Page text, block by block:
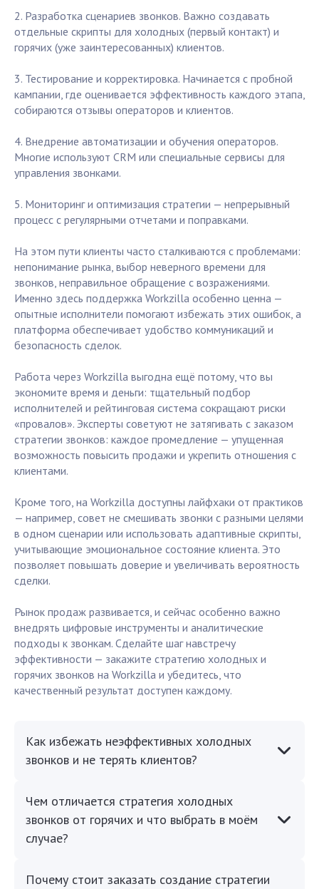
2. Разработка сценариев звонков. Важно создавать
отдельные скрипты для холодных (первый контакт) и
горячих (уже заинтересованных) клиентов.
3. Тестирование и корректировка. Начинается с пробной
кампании, где оценивается эффективность каждого этапа,
собираются отзывы операторов и клиентов.
4. Внедрение автоматизации и обучения операторов.
Многие используют CRM или специальные сервисы для
управления звонками.
5. Мониторинг и оптимизация стратегии — непрерывный
процесс с регулярными отчетами и поправками.
На этом пути клиенты часто сталкиваются с проблемами:
непонимание рынка, выбор неверного времени для
звонков, неправильное обращение с возражениями.
Именно здесь поддержка Workzilla особенно ценна —
опытные исполнители помогают избежать этих ошибок, а
платформа обеспечивает удобство коммуникаций и
безопасность сделок.
Работа через Workzilla выгодна ещё потому, что вы
экономите время и деньги: тщательный подбор
исполнителей и рейтинговая система сокращают риски
«провалов». Эксперты советуют не затягивать с заказом
стратегии звонков: каждое промедление — упущенная
возможность повысить продажи и укрепить отношения с
клиентами.
Кроме того, на Workzilla доступны лайфхаки от практиков
— например, совет не смешивать звонки с разными целями
в одном сценарии или использовать адаптивные скрипты,
учитывающие эмоциональное состояние клиента. Это
позволяет повышать доверие и увеличивать вероятность
сделки.
Рынок продаж развивается, и сейчас особенно важно
внедрять цифровые инструменты и аналитические
подходы к звонкам. Сделайте шаг навстречу
эффективности — закажите стратегию холодных и
горячих звонков на Workzilla и убедитесь, что
качественный результат доступен каждому.
Как избежать неэффективных холодных
звонков и не терять клиентов?
Чем отличается стратегия холодных
звонков от горячих и что выбрать в моём
случае?
Почему стоит заказать создание стратегии